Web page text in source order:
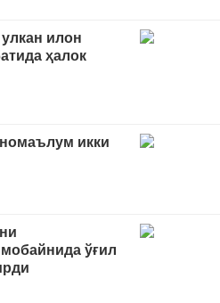
улкан илон
ҳалок
икки
ўғил